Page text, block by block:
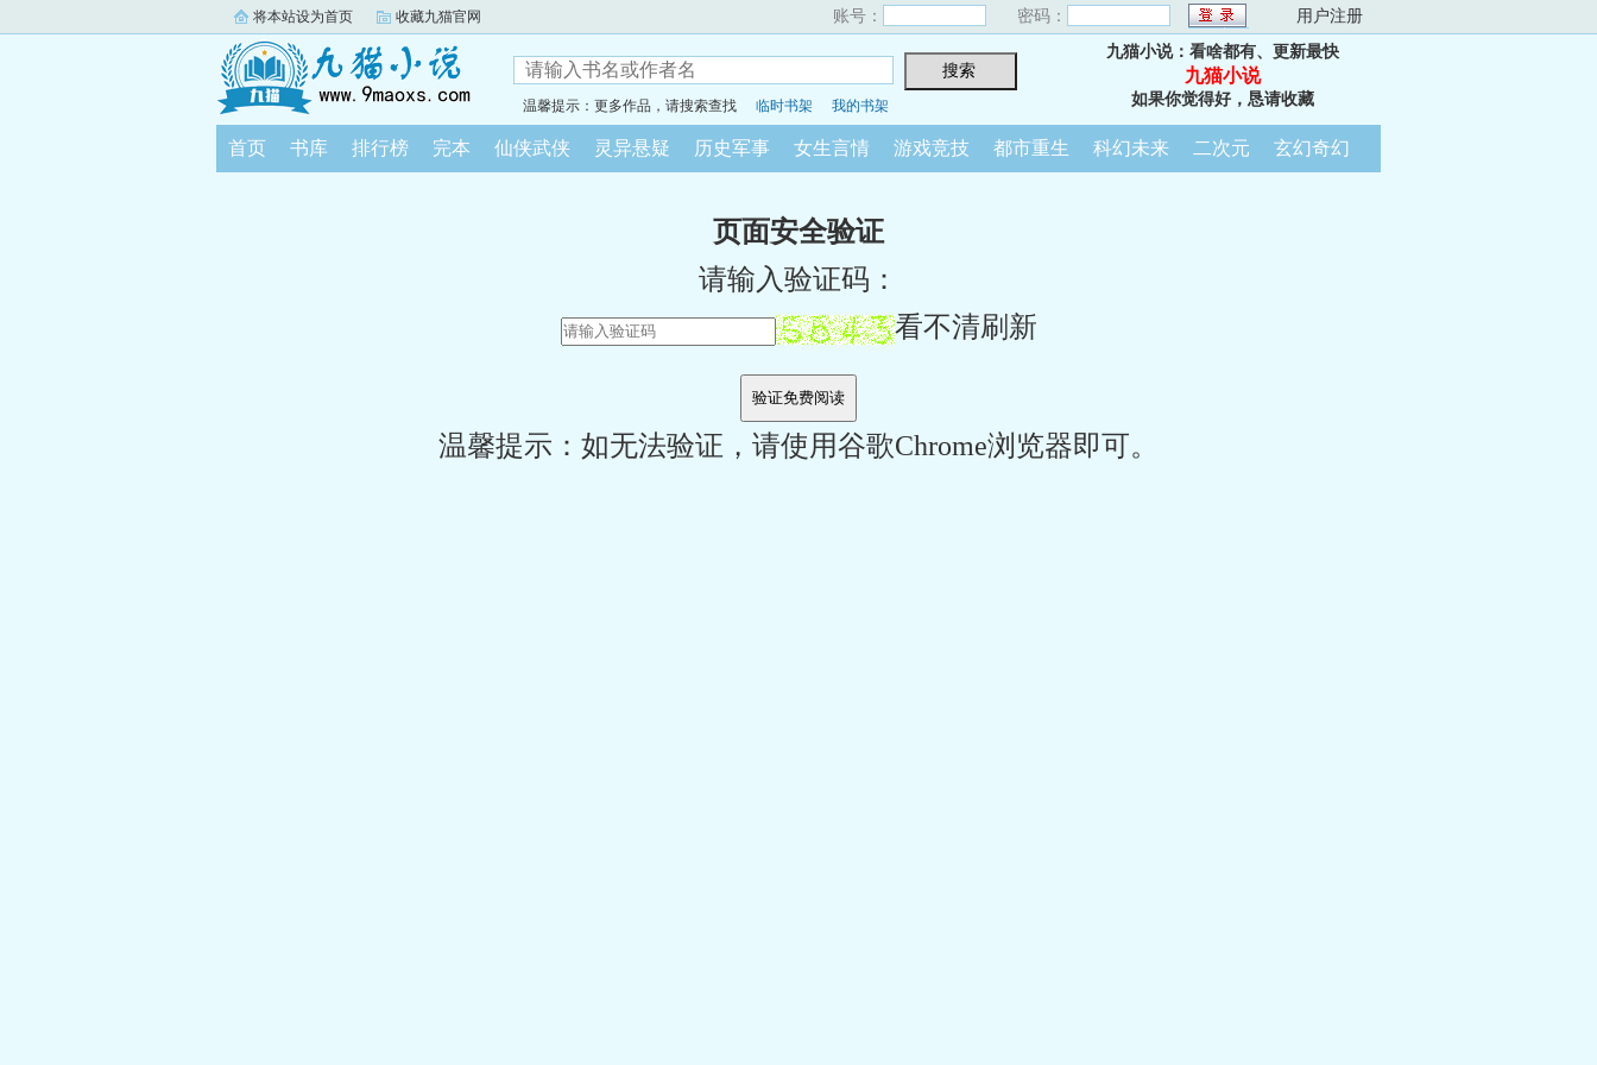
将本站设为首页 收藏九猫官网 账号： 密码： 用户注册
温馨提示：更多作品，请搜索查找 临时书架 我的书架
九猫小说：看啥都有、更新最快
九猫小说
如果你觉得好，恳请收藏
首页 书库 排行榜 完本 仙侠武侠 灵异悬疑 历史军事 女生言情 游戏竞技 都市重生 科幻未来 二次元 玄幻奇幻
页面安全验证
请输入验证码：
看不清刷新
温馨提示：如无法验证，请使用谷歌Chrome浏览器即可。